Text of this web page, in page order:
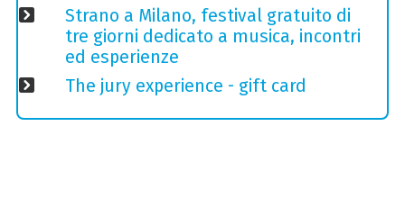
Strano a Milano, festival gratuito di
tre giorni dedicato a musica, incontri
ed esperienze
The jury experience - gift card